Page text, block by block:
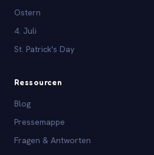
Ostern
4. Juli
St. Patrick's Day
Ressourcen
Blog
Pressemappe
Fragen & Antworten